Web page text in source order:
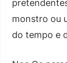
monstro ou
do tempo e